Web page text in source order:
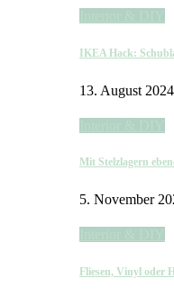
IKEA Hack:
13. August 2024
Mit Stelzlagern
5. November
Fliesen, Vinyl oder